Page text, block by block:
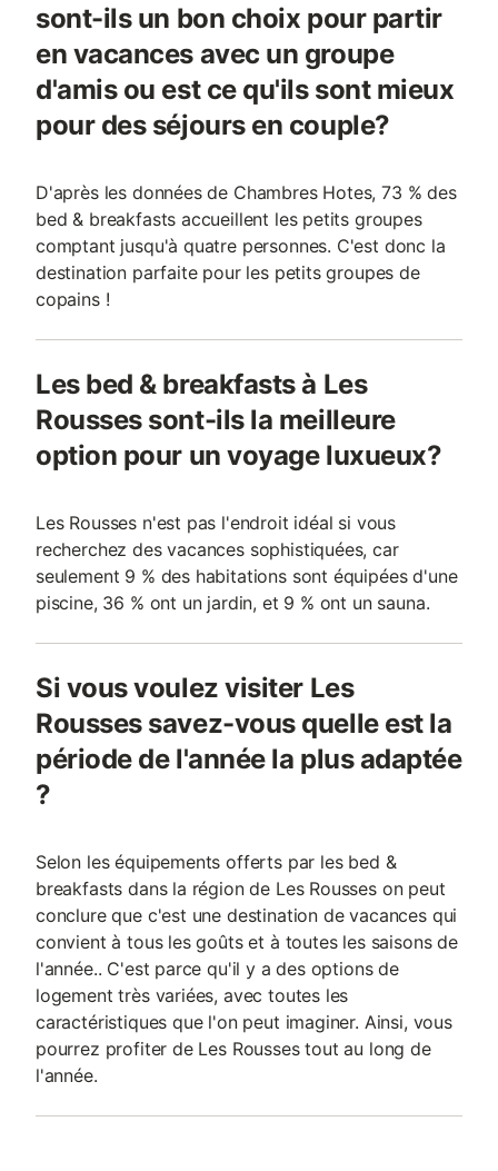
sont-ils un bon choix pour partir
en vacances avec un groupe
d'amis ou est ce qu'ils sont mieux
pour des séjours en couple?
D'après les données de Chambres Hotes, 73 % des
bed & breakfasts accueillent les petits groupes
comptant jusqu'à quatre personnes. C'est donc la
destination parfaite pour les petits groupes de
copains !
Les bed & breakfasts à Les
Rousses sont-ils la meilleure
option pour un voyage luxueux?
Les Rousses n'est pas l'endroit idéal si vous
recherchez des vacances sophistiquées, car
seulement 9 % des habitations sont équipées d'une
piscine, 36 % ont un jardin, et 9 % ont un sauna.
Si vous voulez visiter Les
Rousses savez-vous quelle est la
période de l'année la plus adaptée
?
Selon les équipements offerts par les bed &
breakfasts dans la région de Les Rousses on peut
conclure que c'est une destination de vacances qui
convient à tous les goûts et à toutes les saisons de
l'année.. C'est parce qu'il y a des options de
logement très variées, avec toutes les
caractéristiques que l'on peut imaginer. Ainsi, vous
pourrez profiter de Les Rousses tout au long de
l'année.